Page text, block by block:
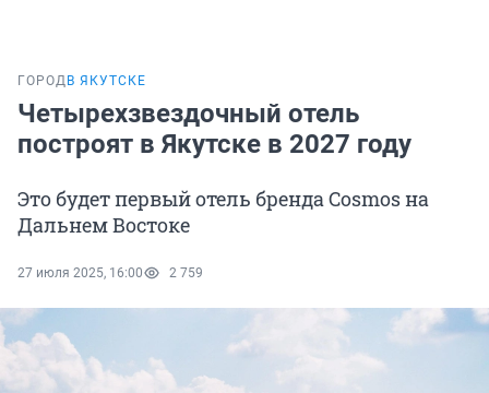
ГОРОД В ЯКУТСКЕ
Четырехзвездочный отель
построят в Якутске в 2027 году
Это будет первый отель бренда Cosmos на
Дальнем Востоке
27 июля 2025, 16:00 2 759